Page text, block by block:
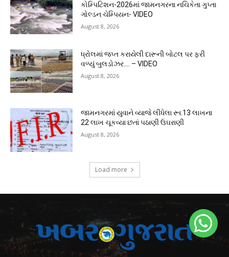
કોમ્પિટિશન-2026માં જામનગરના નચિકેતા ગુપ્તા
ગોલ્ડન ચેમ્પિયન- VIDEO
August 8, 2026
ધ્રોલમાં જપ્ત કરાયેલી દારૂની બોટલ પર ફરી
વળ્યું બુલડોઝર…. – VIDEO
August 8, 2026
જામનગરમાં યુવાને વ્યાજે લીધેલા રૂા.13 લાખના
22 લાખ ચૂકવ્યા છતાં પઠાણી ઉઘરાણી
August 8, 2026
Load more